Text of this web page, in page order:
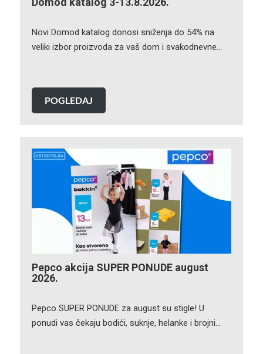
Novi Domod katalog donosi sniženja do 54% na
veliki izbor proizvoda za vaš dom i svakodnevne…
POGLEDAJ
Pepco akcija SUPER PONUDE august
2026.
Pepco SUPER PONUDE za august su stigle! U
ponudi vas čekaju bodići, suknje, helanke i brojni…